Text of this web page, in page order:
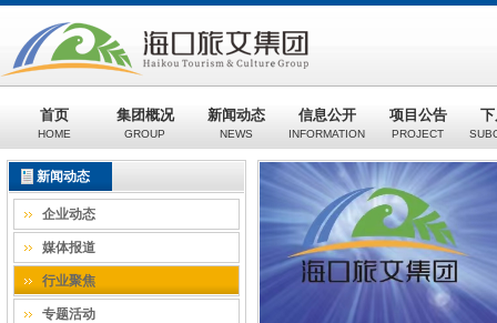
首页
HOME
集团概况
GROUP
新闻动态
NEWS
信息公开
INFORMATION
项目公告
PROJECT
新闻动态
企业动态
媒体报道
行业聚焦
专题活动